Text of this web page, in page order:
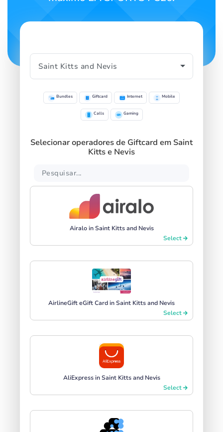
Bundles Giftcard Internet Mobile
Calls Gaming
Selecionar operadores de Giftcard em Saint
Kitts e Nevis
Airalo in Saint Kitts and Nevis
Select
AirlineGift eGift Card in Saint Kitts and Nevis
Select
AliExpress in Saint Kitts and Nevis
Select